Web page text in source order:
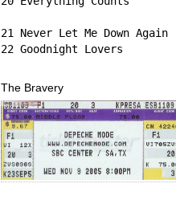
21 Never Let Me Down Again
22 Goodnight Lovers
The Bravery